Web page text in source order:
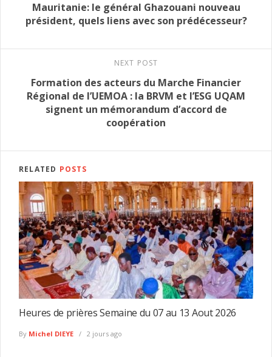
Mauritanie: le général Ghazouani nouveau
président, quels liens avec son prédécesseur?
NEXT POST
Formation des acteurs du Marche Financier
Régional de l’UEMOA : la BRVM et l’ESG UQAM
signent un mémorandum d’accord de
coopération
RELATED POSTS
Heures de prières Semaine du 07 au 13 Aout 2026
By Michel DIEYE 2 jours ago